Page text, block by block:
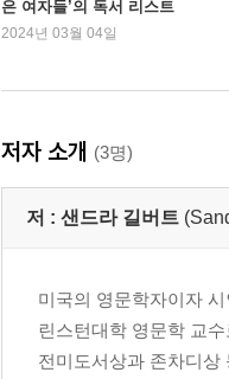
9장 비밀스러운 마음의 상처:
5부 조지 엘리엇의 소설에
은 여자들’의 독서 리스트
2024년 03월 04일
저자 소개 (3명)
저 : 샌드라 길버트
미국의 영문학자이자
린스턴대학 영문학 교
전미도서상과 존차디상